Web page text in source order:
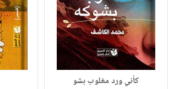
كأني ورد مغلوب بشو